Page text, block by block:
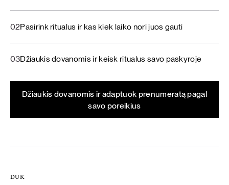
02Pasirink ritualus ir kas kiek laiko nori juos gauti
03Džiaukis dovanomis ir keisk ritualus savo paskyroje
Džiaukis dovanomis ir adaptuok prenumeratą pagal
savo poreikius
DUK